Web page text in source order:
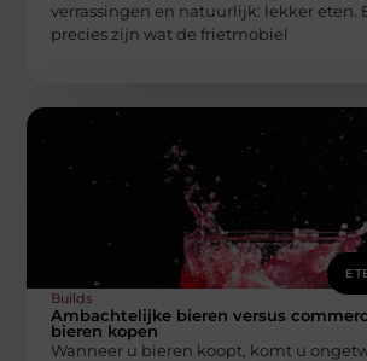
verrassingen en natuurlijk: lekker eten.
precies zijn wat de frietmobiel
Builds
Ambachtelijke bieren versus
bieren kopen
Wanneer u bieren koopt, komt u